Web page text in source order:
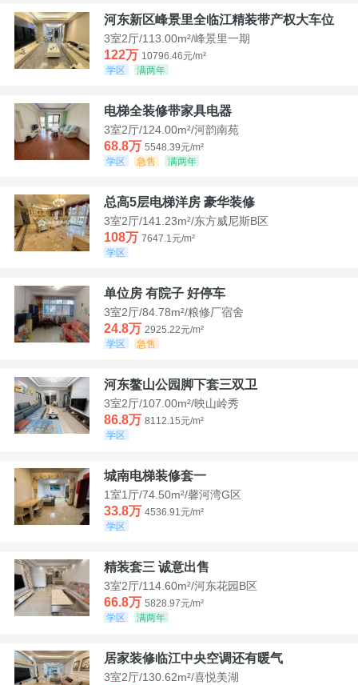
河东新区峰景里全临江精装带产权大车位
3室2厅/113.00m²/峰景里一期
122万 10796.46元/m²
学区
满两年
电梯全装修带家具电器
3室2厅/124.00m²/河韵南苑
68.8万 5548.39元/m²
学区
急售 满两年
总高5层电梯洋房 豪华装修
3室2厅/141.23m²/东方威尼斯B区
108万 7647.1元/m²
学区
单位房 有院子 好停车
3室2厅/84.78m²/粮修厂宿舍
24.8万 2925.22元/m²
学区
急售
河东鳌山公园脚下套三双卫
3室2厅/107.00m²/映山岭秀
86.8万 8112.15元/m²
学区
城南电梯装修套一
1室1厅/74.50m²/馨河湾G区
33.8万 4536.91元/m²
学区
精装套三 诚意出售
3室2厅/114.60m²/河东花园B区
66.8万 5828.97元/m²
学区
满两年
居家装修临江中央空调还有暖气
3室2厅/130.62m²/喜悦美湖